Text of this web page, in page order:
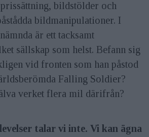
bildstölder och
bildmanipulationer. I
är ett tacksamt
sällskap som helst. Befann sig
vid fronten som han påstod
Falling Soldier?
verket flera mil därifrån?
talar vi inte. Vi kan ägna